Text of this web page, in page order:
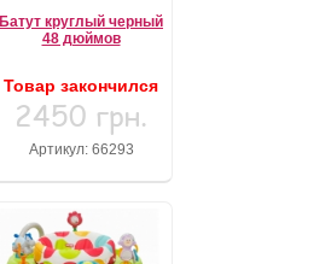
Батут круглый черный
48 дюймов
Товар закончился
2450 грн.
Артикул: 66293